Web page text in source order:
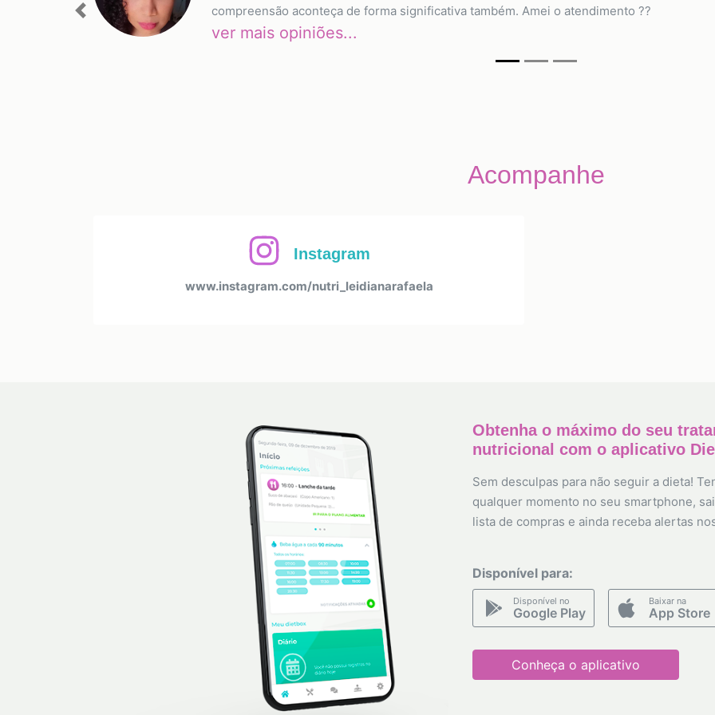
compreensão aconteça de forma significativa também. Amei o atendimento ??
ver mais opiniões...
Previous
Acompanhe
Instagram
www.instagram.com/nutri_leidianarafaela
Obtenha o máximo do seu
nutricional com o aplicativo
Sem desculpas para não seguir a dieta!
qualquer momento no seu smartphone,
lista de compras e ainda receba alertas
Disponível para:
Disponível no
Google Play
Baixar na
App Store
Conheça o aplicativo